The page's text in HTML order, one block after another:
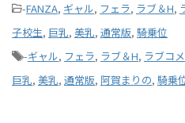
-FANZA, ギャル, フェラ, ラブ＆H,
子校生, 巨乳, 美乳, 通常版, 騎乗位
-ギャル, フェラ, ラブ＆H, ラブコメ
巨乳, 美乳, 通常版, 阿賀まりの, 騎乗